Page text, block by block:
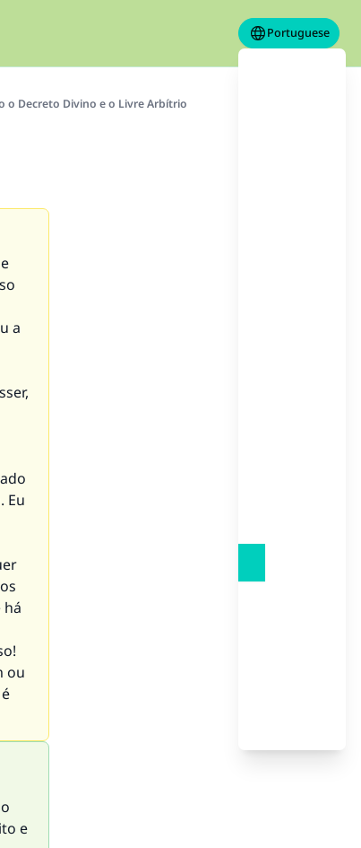
Portuguese
o Decreto Divino e o Livre Arbítrio
a
Eu
há
ou
e